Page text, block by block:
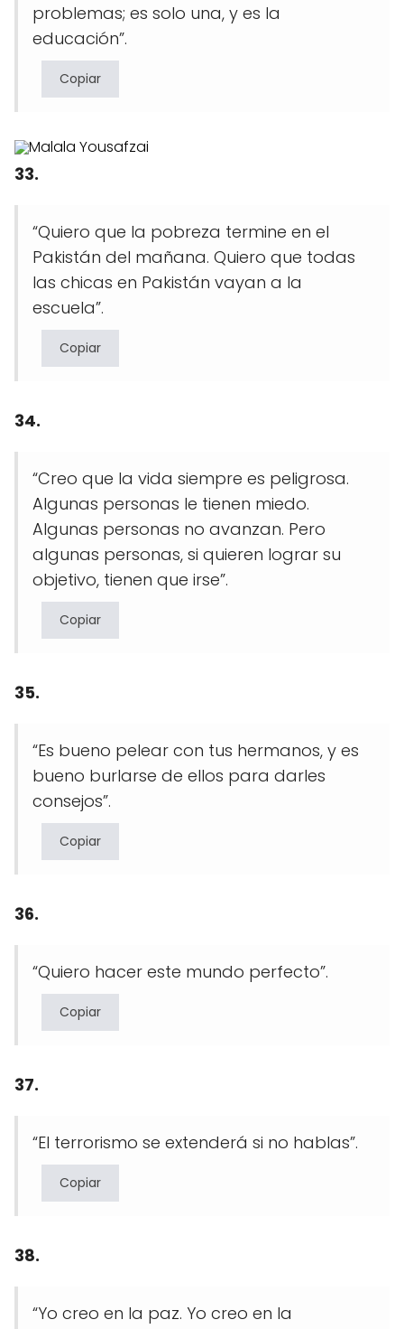
problemas; es solo una, y es la
educación”.
Copiar
33.
“Quiero que la pobreza termine en el
Pakistán del mañana. Quiero que todas
las chicas en Pakistán vayan a la
escuela”.
Copiar
34.
“Creo que la vida siempre es peligrosa.
Algunas personas le tienen miedo.
Algunas personas no avanzan. Pero
algunas personas, si quieren lograr su
objetivo, tienen que irse”.
Copiar
35.
“Es bueno pelear con tus hermanos, y es
bueno burlarse de ellos para darles
consejos”.
Copiar
36.
“Quiero hacer este mundo perfecto”.
Copiar
37.
“El terrorismo se extenderá si no hablas”.
Copiar
38.
“Yo creo en la paz. Yo creo en la